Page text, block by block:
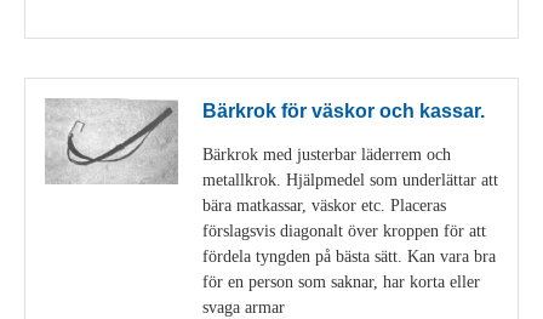
Bärkrok för väskor och kassar.
Bärkrok med justerbar läderrem och
metallkrok. Hjälpmedel som underlättar att
bära matkassar, väskor etc. Placeras
förslagsvis diagonalt över kroppen för att
fördela tyngden på bästa sätt. Kan vara bra
för en person som saknar, har korta eller
svaga armar